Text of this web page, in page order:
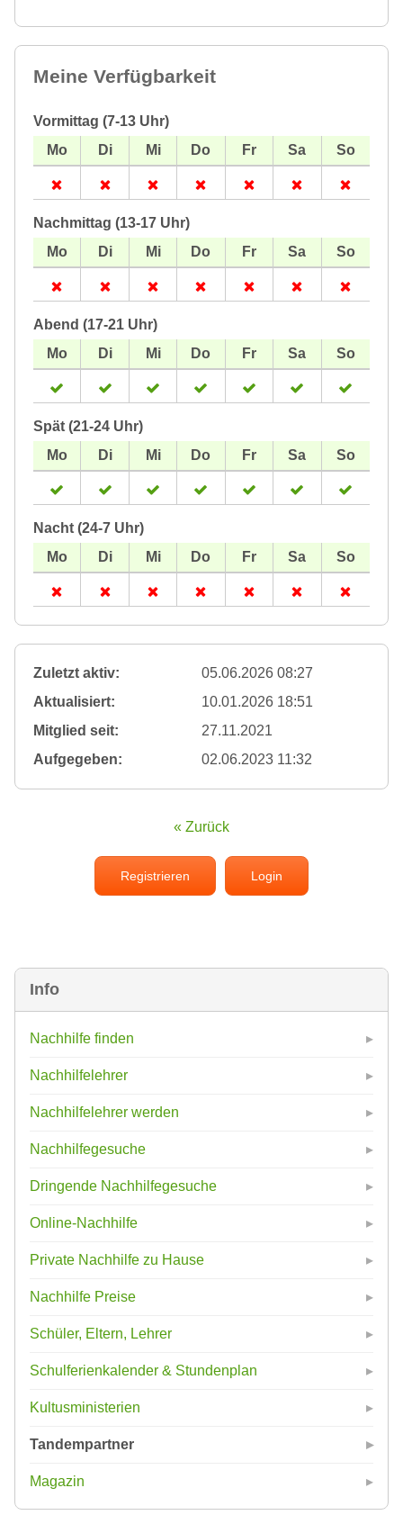
Info
Nachhilfe finden
Nachhilfelehrer
Nachhilfelehrer werden
Nachhilfegesuche
Dringende Nachhilfegesuche
Online-Nachhilfe
Private Nachhilfe zu Hause
Nachhilfe Preise
Schüler, Eltern, Lehrer
Schulferienkalender & Stundenplan
Kultusministerien
Tandempartner
Magazin
Meine Verfügbarkeit
Vormittag (7-13 Uhr)
Nachmittag (13-17 Uhr)
Abend (17-21 Uhr)
Spät (21-24 Uhr)
Nacht (24-7 Uhr)
Zuletzt aktiv:
05.06.2026 08:27
Aktualisiert:
10.01.2026 18:51
Mitglied seit:
27.11.2021
Aufgegeben:
02.06.2023 11:32
« Zurück
Registrieren Login